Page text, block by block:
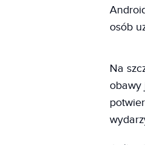
osób
Na
obawy